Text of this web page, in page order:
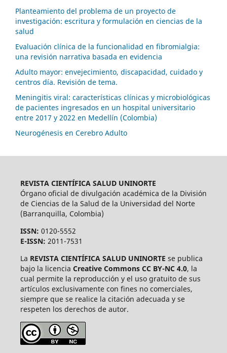
Planteamiento del problema de un proyecto de
investigación: escritura y formulación en ciencias de la
salud
Evaluación clínica de la funcionalidad en fibromialgia:
una revisión narrativa basada en evidencia
Adulto mayor: envejecimiento, discapacidad, cuidado y
centros día. Revisión de tema.
Meningitis viral: características clínicas y microbiológicas
de pacientes ingresados en un hospital universitario
entre 2017 y 2022 en Medellín (Colombia)
Neurogénesis en Cerebro Adulto
REVISTA CIENTÍFICA SALUD UNINORTE
Órgano oficial de divulgación académica de la División
de Ciencias de la Salud de la Universidad del Norte
(Barranquilla, Colombia)
ISSN: 0120-5552
E-ISSN: 2011-7531
La REVISTA CIENTÍFICA SALUD UNINORTE se publica
bajo la licencia Creative Commons CC BY-NC 4.0, la
cual permite la reproducción y el uso gratuito de sus
artículos exclusivamente con fines no comerciales,
siempre que se realice la citación adecuada y se
respeten los derechos de autor.